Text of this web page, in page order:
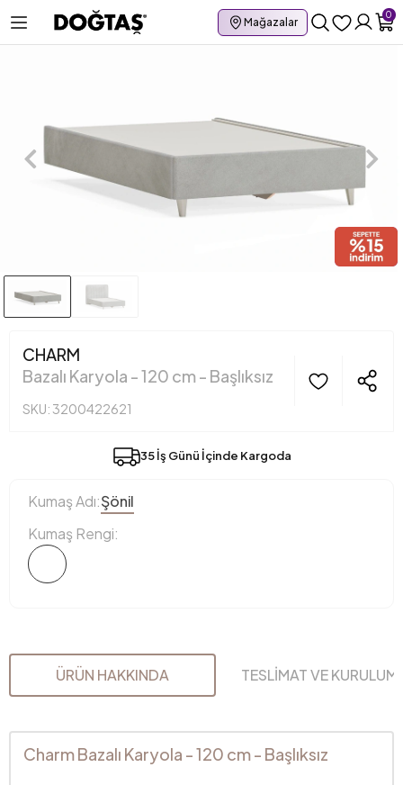
Mağazalar
0
CHARM
Bazalı Karyola - 120 cm - Başlıksız
SKU: 3200422621
35 İş Günü İçinde Kargoda
Kumaş Adı:Şönil
Kumaş Rengi:
ÜRÜN HAKKINDA TESLİMAT VE KURULUM
Charm Bazalı Karyola - 120 cm - Başlıksız